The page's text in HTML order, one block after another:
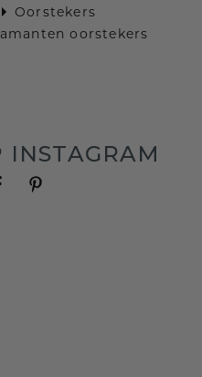
Oorstekers
oorstekers
INSTAGRAM